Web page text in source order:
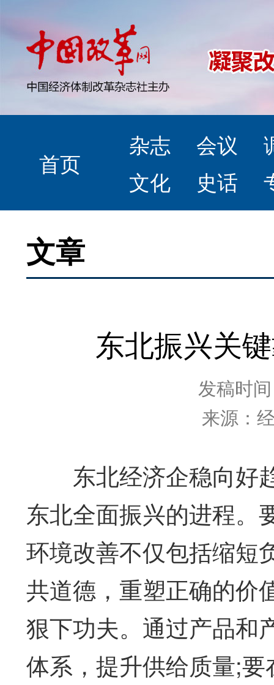
首页
杂志 会议
文化
史话
文章
东北振兴关
发稿时
来源：
东北经济企稳向好
东北全面振兴的进程。
环境改善不仅包括缩短
共道德，重塑正确的价
狠下功夫。通过产品和
体系，提升供给质量;